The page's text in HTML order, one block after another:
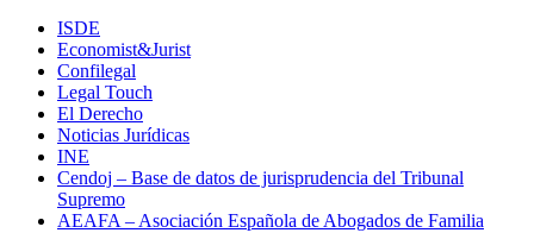
ISDE
Economist&Jurist
Confilegal
Legal Touch
El Derecho
Noticias Jurídicas
INE
Cendoj – Base de datos de jurisprudencia del Tribunal
Supremo
AEAFA – Asociación Española de Abogados de Familia